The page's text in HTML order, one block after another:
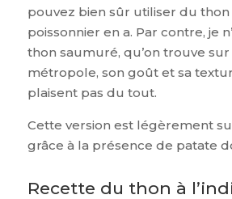
pouvez bien sûr utiliser du thon
poissonnier en a. Par contre, je
thon saumuré, qu’on trouve
métropole, son goût et sa
plaisent pas du tout.
Cette version est légèrement
grâce à la présence de patate
Recette du thon à